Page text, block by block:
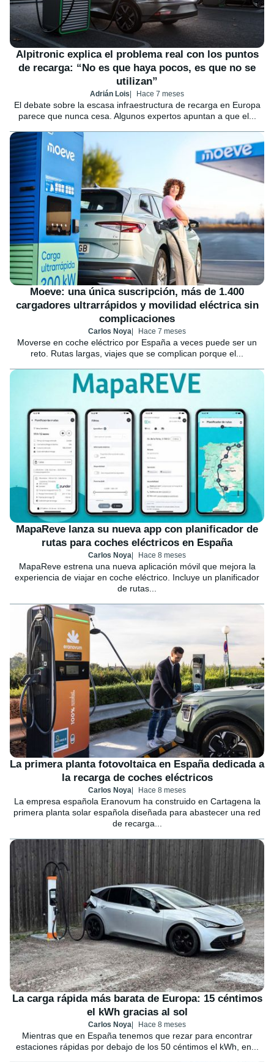
Alpitronic explica el problema real con los puntos
de recarga: “No es que haya pocos, es que no se
utilizan”
Adrián Lois Hace 7 meses
El debate sobre la escasa infraestructura de recarga en Europa
parece que nunca cesa. Algunos expertos apuntan a que el...
Moeve: una única suscripción, más de 1.400
cargadores ultrarrápidos y movilidad eléctrica sin
complicaciones
Carlos Noya Hace 7 meses
Moverse en coche eléctrico por España a veces puede ser un
reto. Rutas largas, viajes que se complican porque el...
MapaReve lanza su nueva app con planificador de
rutas para coches eléctricos en España
Carlos Noya Hace 8 meses
MapaReve estrena una nueva aplicación móvil que mejora la
experiencia de viajar en coche eléctrico. Incluye un planificador
de rutas...
La primera planta fotovoltaica en España dedicada a
la recarga de coches eléctricos
Carlos Noya Hace 8 meses
La empresa española Eranovum ha construido en Cartagena la
primera planta solar española diseñada para abastecer una red
de recarga...
La carga rápida más barata de Europa: 15 céntimos
el kWh gracias al sol
Carlos Noya Hace 8 meses
Mientras que en España tenemos que rezar para encontrar
estaciones rápidas por debajo de los 50 céntimos el kWh, en...